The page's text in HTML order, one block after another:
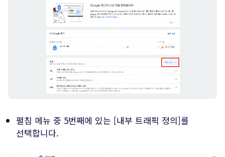
펼침 메뉴 중 5번째에 있는 [내부 트래픽 정의]를
선택합니다.